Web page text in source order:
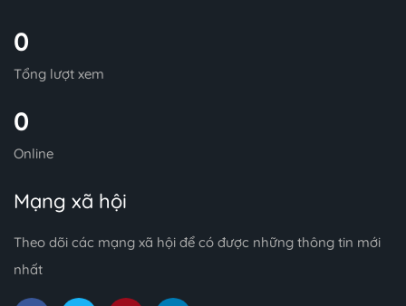
0
Tổng lượt xem
0
Online
Mạng xã hội
Theo dõi các mạng xã hội để có được những thông tin mới
nhất